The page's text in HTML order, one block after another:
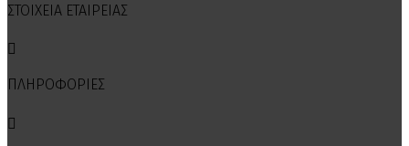
ΣΤΟΙΧΕΙΑ ΕΤΑΙΡΕΙΑΣ

ΠΛΗΡΟΦΟΡΙΕΣ
